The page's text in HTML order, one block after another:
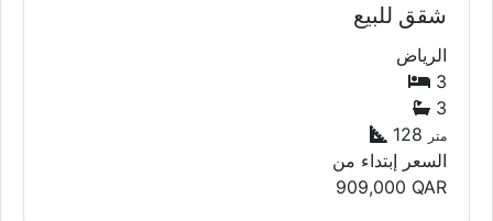
شقق للبيع
الرياض
3
3
128 متر
السعر إبتداء من
909,000 QAR